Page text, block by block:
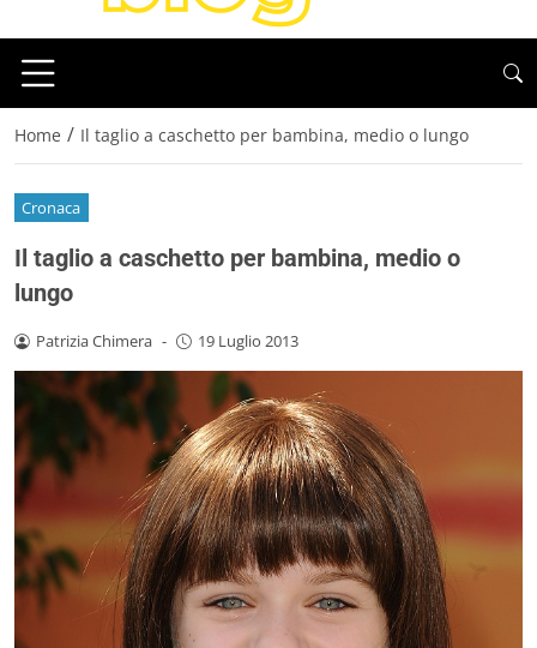
Home / Il taglio a caschetto per bambina, medio o lungo
Cronaca
Il taglio a caschetto per bambina, medio o
lungo
Patrizia Chimera - 19 Luglio 2013